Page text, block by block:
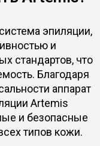
эпиляции,
и
стандартов, что
Благодаря
аппарат
Artemis
и безопасные
типов кожи.